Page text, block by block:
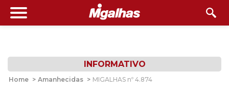
INFORMATIVO
Home > Amanhecidas > MIGALHAS nº 4.874